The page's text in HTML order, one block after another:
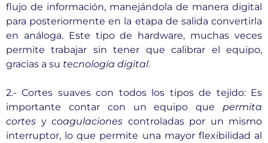
flujo de información, manejándola de manera digital
para posteriormente en la etapa de salida convertirla
en análoga. Este tipo de hardware, muchas veces
permite trabajar sin tener que calibrar el equipo,
gracias a su tecnología digital.
2.- Cortes suaves con todos los tipos de tejido: Es
importante contar con un equipo que permita
cortes y coagulaciones controladas por un mismo
interruptor, lo que permite una mayor flexibilidad al